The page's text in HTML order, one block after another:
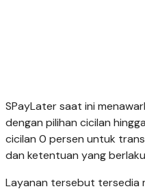
SPayLater saat ini
dengan pilihan cicilan
cicilan 0 persen untuk
dan ketentuan yang
Layanan tersebut tersedia